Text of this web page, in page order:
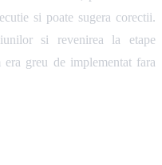
si poate sugera corectii.
si revenirea la etape
greu de implementat fara